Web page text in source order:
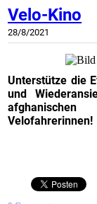
Velo-Kino
28/8/2021
Unterstütze die
und
afghanischen
Velofahrerinnen!